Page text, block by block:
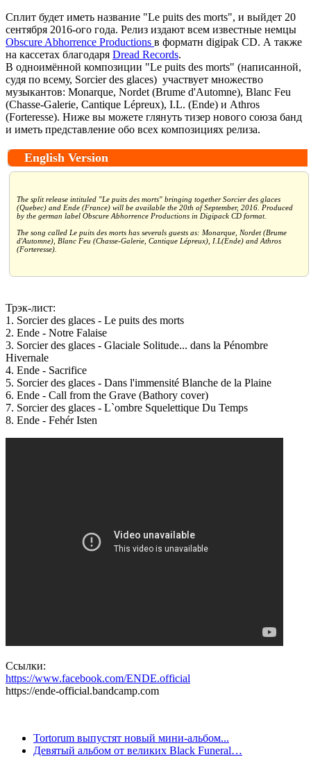
Сплит будет иметь название "Le puits des morts", и выйдет 20
сентября 2016-ого года. Релиз издают всем известные немцы
Obscure Abhorrence Productions в форматн digipak CD. А также
на кассетах благодаря Dread Records.
В одноимённой композиции "Le puits des morts" (написанной,
судя по всему, Sorcier des glaces) участвует множество
музыкантов: Monarque, Nordet (Brume d'Automne), Blanc Feu
(Chasse-Galerie, Cantique Lépreux), I.L. (Ende) и Athros
(Forteresse). Ниже вы можете глянуть тизер нового союза банд
и иметь представление обо всех композициях релиза.
English Version
The split release intituled "Le puits des morts" bringing together Sorcier des glaces
(Quebec) and Ende (France) will be available the 20th of September, 2016. Produced
by the german label Obscure Abhorrence Productions in Digipack CD format.
The song called Le puits des morts has severals guests as: Monarque, Nordet (Brume
d'Automne), Blanc Feu (Chasse-Galerie, Cantique Lépreux), I.L(Ende) and Athros
(Forteresse).
Трэк-лист:
1. Sorcier des glaces - Le puits des morts
2. Ende - Notre Falaise
3. Sorcier des glaces - Glaciale Solitude... dans la Pénombre
Hivernale
4. Ende - Sacrifice
5. Sorcier des glaces - Dans l'immensité Blanche de la Plaine
6. Ende - Call from the Grave (Bathory cover)
7. Sorcier des glaces - L`ombre Squelettique Du Temps
8. Ende - Fehér Isten
Ссылки:
https://www.facebook.com/ENDE.official
https://ende-official.bandcamp.com
Tortorum выпустят новый мини-альбом...
Девятый альбом от великих Black Funeral…